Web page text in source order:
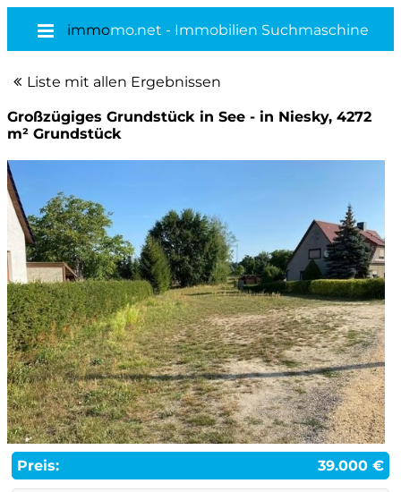
immomo.net - Immobilien Suchmaschine
Liste mit allen Ergebnissen
Großzügiges Grundstück in See - in Niesky, 4272
m² Grundstück
Preis: 39.000 €